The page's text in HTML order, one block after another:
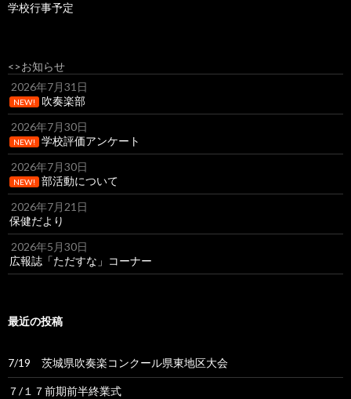
学校行事予定
<>お知らせ
2026年7月31日
NEW!
吹奏楽部
2026年7月30日
NEW!
学校評価アンケート
2026年7月30日
NEW!
部活動について
2026年7月21日
保健だより
2026年5月30日
広報誌「ただすな」コーナー
最近の投稿
7/19 茨城県吹奏楽コンクール県東地区大会
７/１７前期前半終業式